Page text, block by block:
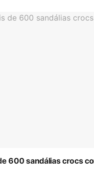
600 sandálias crocs